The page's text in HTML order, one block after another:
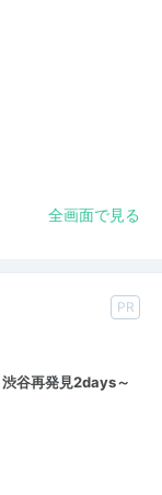
全画面で見る
PR
谷再発見2days～